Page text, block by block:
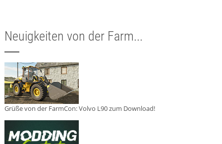
Neuigkeiten von der Farm...
Grüße von der FarmCon: Volvo L90 zum Download!